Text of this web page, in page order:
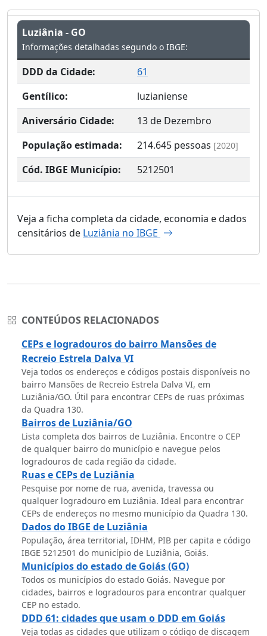
Luziânia - GO
Informações detalhadas segundo o IBGE:
DDD da Cidade:
61
Gentílico:
luzianiense
Aniversário Cidade:
13 de Dezembro
População estimada:
214.645 pessoas [2020]
Cód. IBGE Município: 5212501
Veja a ficha completa da cidade, economia e dados
censitários de Luziânia no IBGE
CONTEÚDOS RELACIONADOS
CEPs e logradouros do bairro Mansões de
Recreio Estrela Dalva VI
Veja todos os endereços e códigos postais disponíveis no
bairro Mansões de Recreio Estrela Dalva VI, em
Luziânia/GO. Útil para encontrar CEPs de ruas próximas
da Quadra 130.
Bairros de Luziânia/GO
Lista completa dos bairros de Luziânia. Encontre o CEP
de qualquer bairro do município e navegue pelos
logradouros de cada região da cidade.
Ruas e CEPs de Luziânia
Pesquise por nome de rua, avenida, travessa ou
qualquer logradouro em Luziânia. Ideal para encontrar
CEPs de endereços no mesmo município da Quadra 130.
Dados do IBGE de Luziânia
População, área territorial, IDHM, PIB per capita e código
IBGE 5212501 do município de Luziânia, Goiás.
Municípios do estado de Goiás (GO)
Todos os municípios do estado Goiás. Navegue por
cidades, bairros e logradouros para encontrar qualquer
CEP no estado.
DDD 61: cidades que usam o DDD em Goiás
Veja todas as cidades que utilizam o código de discagem